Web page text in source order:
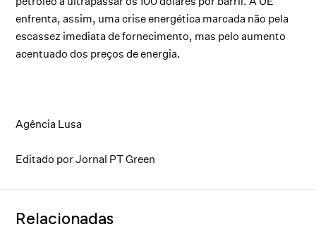
enfrenta, assim, uma crise energética marcada não pela
escassez imediata de fornecimento, mas pelo aumento
acentuado dos preços de energia.
Agência Lusa
Editado por Jornal PT Green
Relacionadas